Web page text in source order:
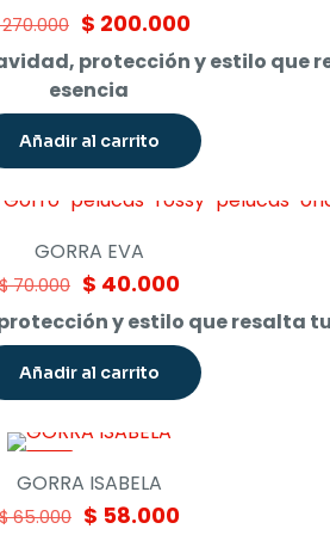
Original
price
was:
$ 270.000.
$ 200.000Current
price
is:
protección y estilo que
esencia
Añadir al carrito
GORRA EVA
$70.000 Original
price
was:
$ 70.000.
$ 40.000Current
price
is:
$ 40.000.
y estilo que resalta
Añadir al carrito
GORRA ISABELA
$65.000 Original
$ 58.000Current